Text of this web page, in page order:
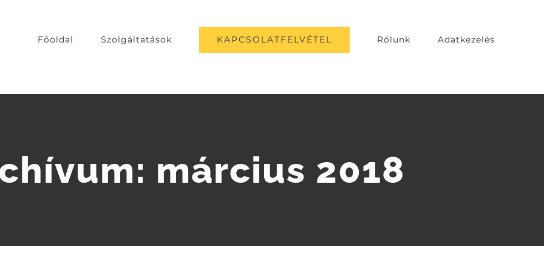
Főoldal Szolgáltatások KAPCSOLATFELVÉTEL Rólunk Adatkezelés
március 2018